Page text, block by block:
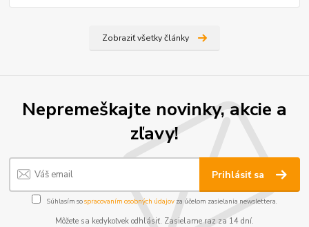
Zobraziť všetky články
Nepremeškajte novinky, akcie a
zľavy!
Prihlásiť sa
Súhlasím sospracovaním osobných údajov za účelom zasielania newslettera.
Môžete sa kedykoľvek odhlásiť. Zasielame raz za 14 dní.